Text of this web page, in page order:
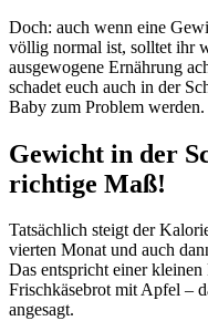
Doch: auch wenn eine
völlig normal ist, solltet ihr
ausgewogene Ernährung
schadet euch auch in der
Baby zum Problem werden.
Gewicht in der
richtige Maß!
Tatsächlich steigt der
vierten Monat und auch
Das entspricht einer
Frischkäsebrot mit Apfel –
angesagt.